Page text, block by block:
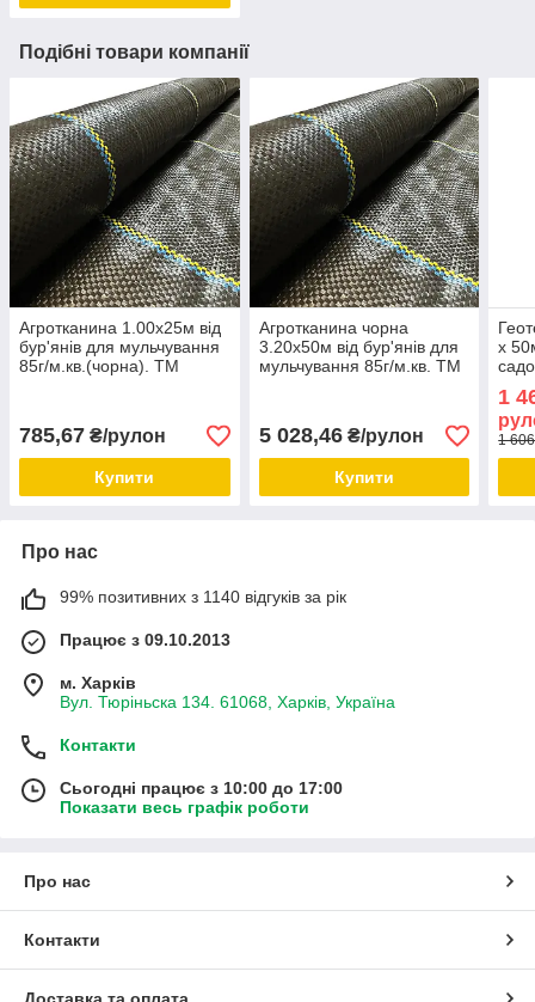
Подібні товари компанії
Агротканина 1.00х25м від
бур'янів для мульчування
85г/м.кв.(чорна). ТМ
785,67 ₴/рулон
Купити
Агротканина чорна
3.20х50м від бур'янів для
мульчування 85г/м.кв. ТМ
5 028,46₴/рулон
Купити
х
1
1
Про нас
99% позитивних з 1140 відгуків за рік
Працює з 09.10.2013
м. Харків
Вул. Тюріньска 134. 61068, Харків, Україна
Контакти
Сьогодні працює з 10:00 до 17:00
Показати весь графік роботи
Про нас
Контакти